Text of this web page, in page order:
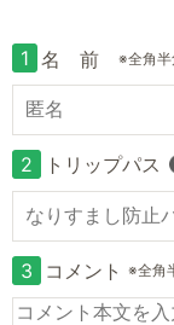
1 名 前 ※全角
2 トリップパス
3 コメント ※全角